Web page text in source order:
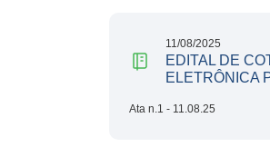
11/08/2025
EDITAL DE
ELETRÔNICA
Ata n.1 - 11.08.25